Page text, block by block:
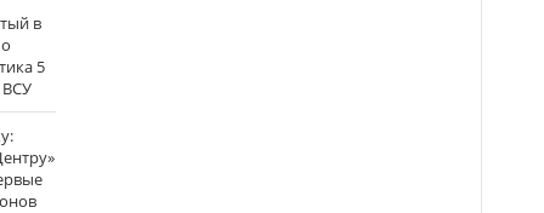
в
5
ВСУ